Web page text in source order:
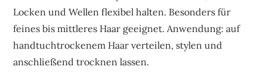
Locken und Wellen flexibel halten. Besonders für
feines bis mittleres Haar geeignet. Anwendung: auf
handtuchtrockenem Haar verteilen, stylen und
anschließend trocknen lassen.